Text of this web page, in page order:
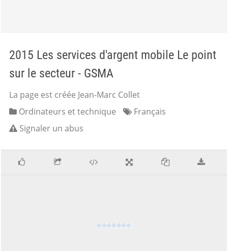
2015 Les services d'argent mobile Le point
sur le secteur - GSMA
La page est créée Jean-Marc Collet
Ordinateurs et technique
Français
Signaler un abus